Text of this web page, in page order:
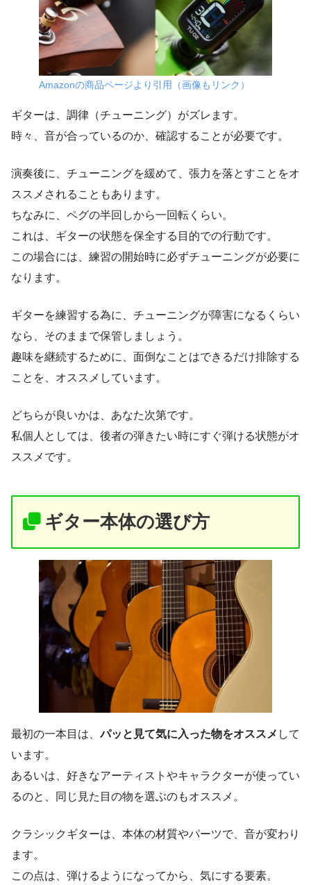
Amazonの商品ページより引用（画像もリンク）
ギターは、調律（チューニング）がズレます。
時々、音が合っているのか、確認することが必要です。
演奏後に、チューニングを緩めて、張力を落とすことをオ
ススメされることもあります。
ちなみに、ペグの半回しから一回転くらい。
これは、ギターの状態を保全する目的での行動です。
この場合には、練習の開始時に必ずチューニングが必要に
なります。
ギターを練習する為に、チューニングが障害になるくらい
なら、そのままで保管しましょう。
趣味を継続するために、面倒なことはできるだけ排除する
ことを、オススメしています。
どちらが良いかは、あなた次第です。
私個人としては、後者の弾きたい時にすぐ弾ける状態がオ
ススメです。
ギター本体の選び方
最初の一本目は、パッと見て気に入った物をオススメ して
います。
あるいは、好きなアーティストやキャラクターが使ってい
るのと、同じ見た目の物を選ぶのもオススメ。
クラシックギターは、本体の材質やパーツで、音が変わり
ます。
この点は、弾けるようになってから、気にする要素。